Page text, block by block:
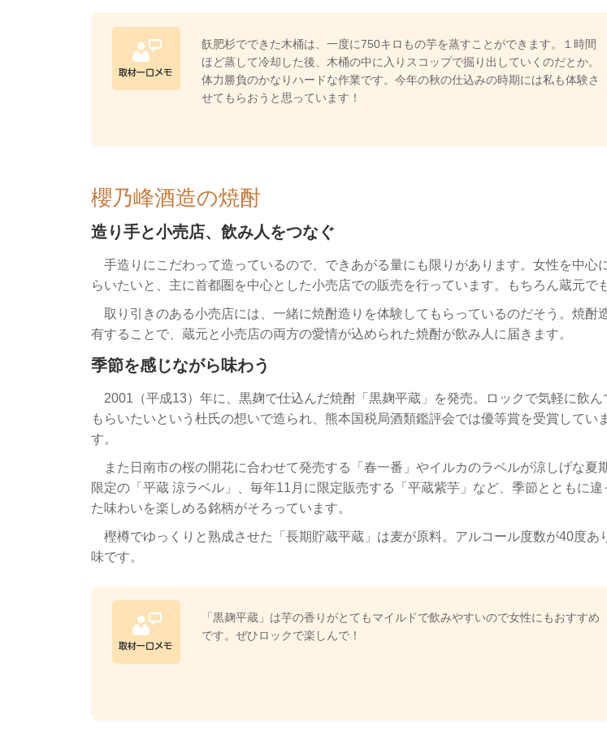
飫肥杉でできた木桶は、一度に750キロもの芋を蒸すことができます。１時間
ほど蒸して冷却した後、木桶の中に入りスコップで掘り出していくのだとか。
体力勝負のかなりハードな作業です。今年の秋の仕込みの時期には私も体験さ
せてもらおうと思っています！
櫻乃峰酒造の焼酎
造り手と小売店、飲み人をつなぐ
手造りにこだわって造っているので、できあがる量にも限りがあります。女性を中心
らいたいと、主に首都圏を中心とした小売店での販売を行っています。もちろん蔵元で
取り引きのある小売店には、一緒に焼酎造りを体験してもらっているのだそう。焼酎
有することで、蔵元と小売店の両方の愛情が込められた焼酎が飲み人に届きます。
季節を感じながら味わう
2001（平成13）年に、黒麹で仕込んだ焼酎「黒麹平蔵」を発売。ロックで気軽に飲ん
もらいたいという杜氏の想いで造られ、熊本国税局酒類鑑評会では優等賞を受賞していま
す。
また日南市の桜の開花に合わせて発売する「春一番」やイルカのラベルが涼しげな夏
限定の「平蔵 涼ラベル」、毎年11月に限定販売する「平蔵紫芋」など、季節とともに違
た味わいを楽しめる銘柄がそろっています。
樫樽でゆっくりと熟成させた「長期貯蔵平蔵」は麦が原料。アルコール度数が40度あ
味です。
「黒麹平蔵」は芋の香りがとてもマイルドで飲みやすいので女性にもおすすめ
です。ぜひロックで楽しんで！